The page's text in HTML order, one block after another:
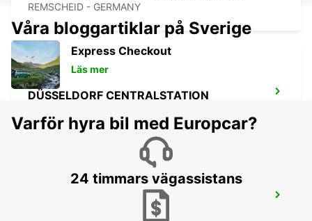
REMSCHEID - GERMANY
DÜSSELDORF CENTRALSTATION
DUESSELDORF - GERMANY
Våra bloggartiklar på Sverige
Express Checkout
Läs mer
Varför hyra bil med Europcar?
24 timmars vägassistans